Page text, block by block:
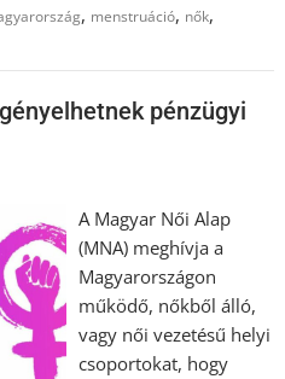
, menstruáció, nők,
pénzügyi
A Magyar Női Alap
(MNA) meghívja a
Magyarországon
működő, nőkből álló,
vagy női vezetésű helyi
csoportokat, hogy